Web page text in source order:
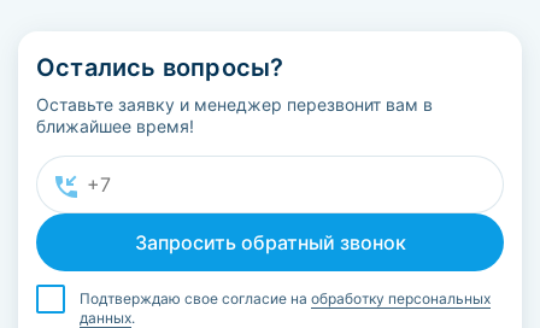
Остались вопросы?
Оставьте заявку и менеджер перезвонит вам в
ближайшее время!
Подтверждаю свое согласие на обработку персональных
данных.